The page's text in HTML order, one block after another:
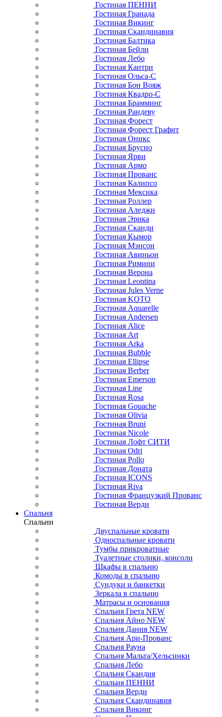
Гостиная ПЕННИ
Гостиная Гранада
Гостиная Викинг
Гостиная Скандинавия
Гостиная Балтика
Гостиная Бейли
Гостиная Лебо
Гостиная Кантри
Гостиная Ольса-С
Гостиная Бон Вояж
Гостиная Квадро-С
Гостиная Брамминг
Гостиная Рандеву
Гостиная Форест
Гостиная Форест Графит
Гостиная Оникс
Гостиная Брусно
Гостиная Ярви
Гостиная Армо
Гостиная Прованс
Гостиная Калипсо
Гостиная Мексика
Гостиная Роллер
Гостиная Аледжи
Гостиная Эрика
Гостиная Сканди
Гостиная Кымор
Гостиная Мэнсон
Гостиная Авиньон
Гостиная Римини
Гостиная Верона
Гостиная Leontina
Гостиная Jules Verne
Гостиная KOTO
Гостиная Aquarelle
Гостиная Andersen
Гостиная Alice
Гостиная Art
Гостиная Arka
Гостиная Bubble
Гостиная Ellipse
Гостиная Berber
Гостиная Emerson
Гостиная Line
Гостиная Rosa
Гостиная Gouache
Гостиная Olivia
Гостиная Bruni
Гостиная Nicole
Гостиная Лофт СИТИ
Гостиная Odri
Гостиная Pollo
Гостиная Доната
Гостиная ICONS
Гостиная Riva
Гостиная Французкий Прованс
Гостиная Верди
Спальня
Спальни
Двуспальные кровати
Односпальные кровати
Тумбы прикроватные
Туалетные столики, консоли
Шкафы в спальню
Комоды в спальню
Сундуки и банкетки
Зеркала в спальню
Матрасы и основания
Спальня Грета NEW
Спальня Айно NEW
Спальня Дания NEW
Спальня Ари-Прованс
Спальня Рауна
Спальня Мальта/Хельсинки
Спальня Лебо
Спальня Скандия
Спальня ПЕННИ
Спальня Верди
Спальня Скандинавия
Спальня Викинг